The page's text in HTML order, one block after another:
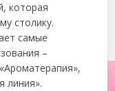
которая
столику.
самые
–
линия».